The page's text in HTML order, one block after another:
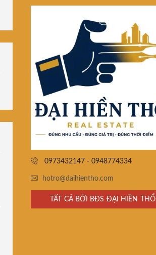
0973432147 - 0948774334
hotro@daihientho.com
TẤT CẢ BỞI BĐS ĐẠI HIỀN THỔ